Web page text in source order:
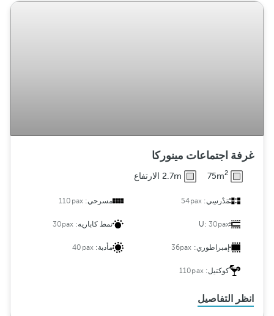
غرفة اجتماعات مينوركا
75m2 2.7m الارتفاع
مَدْرسِي:54pax مسرحي:110pax
U: 30pax نمط كاباريه: 30pax
إمبراطوري: 36pax مأدبة:40pax
كوكتيل:110pax
انظر التفاصيل